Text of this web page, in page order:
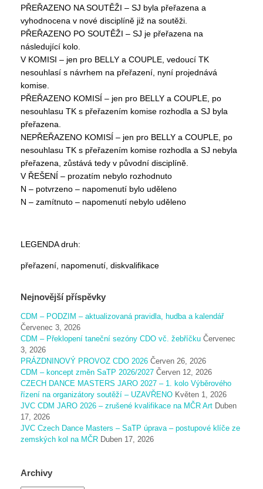
PŘEŘAZENO NA SOUTĚŽI – SJ byla přeřazena a
vyhodnocena v nové disciplíně již na soutěži.
PŘEŘAZENO PO SOUTĚŽI – SJ je přeřazena na
následující kolo.
V KOMISI – jen pro BELLY a COUPLE, vedoucí TK
nesouhlasí s návrhem na přeřazení, nyní projednává
komise.
PŘEŘAZENO KOMISÍ – jen pro BELLY a COUPLE, po
nesouhlasu TK s přeřazením komise rozhodla a SJ byla
přeřazena.
NEPŘEŘAZENO KOMISÍ – jen pro BELLY a COUPLE, po
nesouhlasu TK s přeřazením komise rozhodla a SJ nebyla
přeřazena, zůstává tedy v původní disciplíně.
V ŘEŠENÍ – prozatím nebylo rozhodnuto
N – potvrzeno – napomenutí bylo uděleno
N – zamítnuto – napomenutí nebylo uděleno
LEGENDA druh:
přeřazení, napomenutí, diskvalifikace
Nejnovější příspěvky
CDM – PODZIM – aktualizovaná pravidla, hudba a kalendář
Červenec 3, 2026
CDM – Překlopení taneční sezóny CDO vč. žebříčku Červenec
3, 2026
PRÁZDNINOVÝ PROVOZ CDO 2026 Červen 26, 2026
CDM – koncept změn SaTP 2026/2027 Červen 12, 2026
CZECH DANCE MASTERS JARO 2027 – 1. kolo Výběrového
řízení na organizátory soutěží – UZAVŘENO Květen 1, 2026
JVC CDM JARO 2026 – zrušené kvalifikace na MČR Art Duben
17, 2026
JVC Czech Dance Masters – SaTP úprava – postupové klíče ze
zemských kol na MČR Duben 17, 2026
Archivy